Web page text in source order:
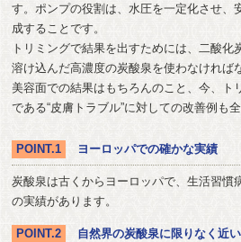
す。ポンプの役割は、水圧を一定化させ、
成することです。
トリミングで結果を出すためには、二酸化
溶け込んだ高濃度の炭酸泉を使わなければ
美容面での結果はもちろんのこと、今、ト
である“皮膚トラブル”に対しての改善例も
POINT.1 ヨーロッパでの確かな実績
炭酸泉は古くからヨーロッパで、生活習慣
の実績があります。
POINT.2 自然界の炭酸泉に限りなく近